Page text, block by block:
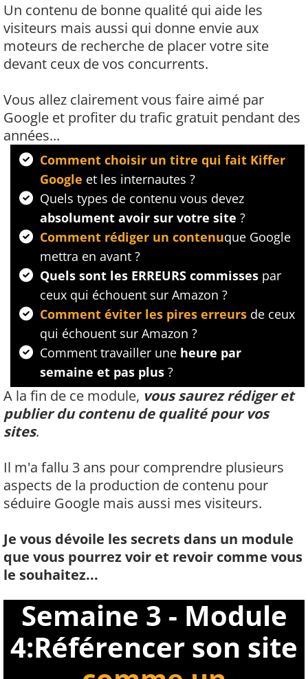
Un contenu de bonne qualité qui aide les
visiteurs mais aussi qui donne envie aux
moteurs de recherche de placer votre site
devant ceux de vos concurrents.
Vous allez clairement vous faire aimé par
Google et profiter du trafic gratuit pendant des
années...
Comment choisir un titre qui fait Kiffer
Google et les internautes ?
Quels types de contenu vous devez
absolument avoir sur votre site ?
Comment rédiger un contenuque Google
mettra en avant ?
Quels sont les ERREURS commisses par
ceux qui échouent sur Amazon ?
Comment éviter les pires erreurs de ceux
qui échouent sur Amazon ?
​Comment travailler une heure par
semaine et pas plus ?
A la fin de ce module, vous saurez rédiger et
publier du contenu de qualité pour vos
sites.
Il m'a fallu 3 ans pour comprendre plusieurs
aspects de la production de contenu pour
séduire Google mais aussi mes visiteurs.
Je vous dévoile les secrets dans un module
que vous pourrez voir et revoir comme vous
le souhaitez...
Semaine 3 - Module
4:Référencer son site